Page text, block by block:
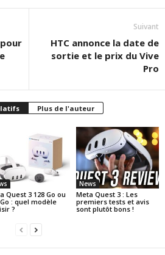
Suivant
HTC annonce la date de
sortie et le prix du Vive
Pro
Plus de l'auteur
Quest 3 128 Go ou
: quel modèle
?
News
Meta Quest 3 : Les
premiers tests et avis
sont plutôt bons !